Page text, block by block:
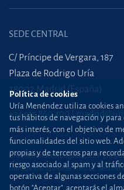
SEDE CENTRAL
C/ Príncipe de Vergara, 187
Plaza de Rodrigo Uría
28002 Madrid (España)
+34 915 860 400
Uría Menéndez Abogados, S.L.P. |
Libro de Inscripciones Folio 42, Sección
Política de cookies
Uría Menéndez utiliza cookies
tus hábitos de navegación y para
más interés, con el objetivo de
funcionalidades del sitio web.
propias y de terceros para
riesgo asociado al spam y al
operativa de algunas secciones
botón "Aceptar", aceptarás el